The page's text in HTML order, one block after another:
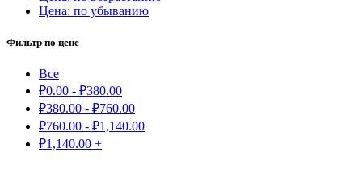
Цена: по убыванию
Фильтр по цене
Все
₽0.00 - ₽380.00
₽380.00 - ₽760.00
₽760.00 - ₽1,140.00
₽1,140.00 +